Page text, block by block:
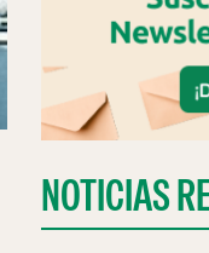
NOTICIAS